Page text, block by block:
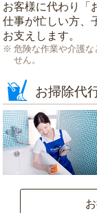
お客様に代わり「
仕事が忙しい方、
お支えします。
危険な作業や介護
せん。
お掃除代